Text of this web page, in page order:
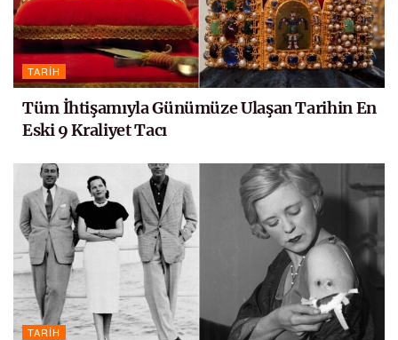
TARIH
Tüm İhtişamıyla Günümüze Ulaşan Tarihin En
Eski 9 Kraliyet Tacı
TARIH